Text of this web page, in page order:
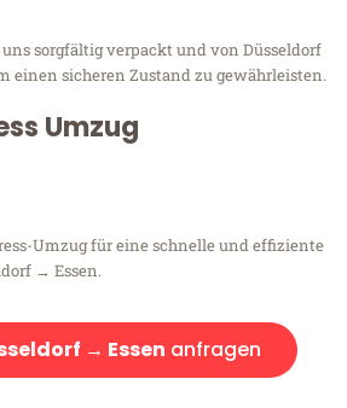
sorgfältig verpackt und von Düsseldorf
einen sicheren Zustand zu gewährleisten.
Umzug
Umzug für eine schnelle und effiziente
→ Essen.
→ Essen anfragen